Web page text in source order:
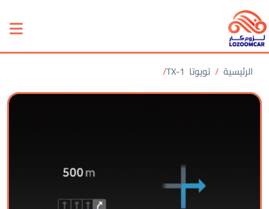
الرئيسية تويوتا TX-1